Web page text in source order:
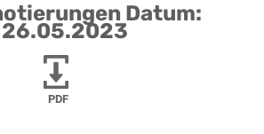
Datum:
26.05.2023
PDF